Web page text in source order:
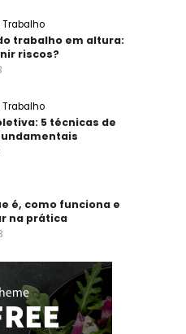
trabalho em altura:
riscos?
5 técnicas de
é, como funciona e
na prática